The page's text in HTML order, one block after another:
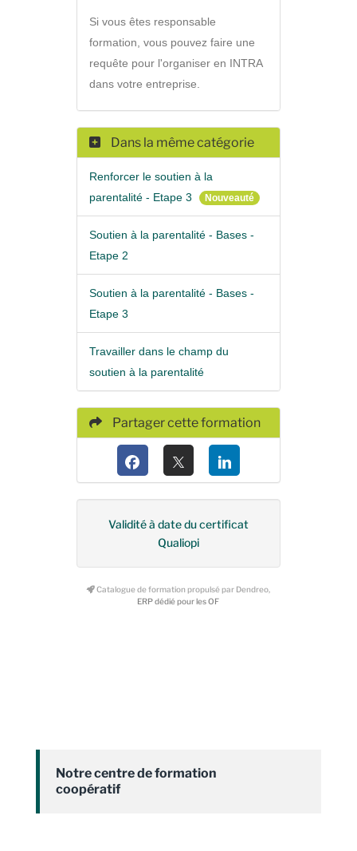
Si vous êtes responsable
formation, vous pouvez faire une
requête pour l'organiser en INTRA
dans votre entreprise.
Dans la même catégorie
Renforcer le soutien à la
parentalité - Etape 3
Nouveauté
Soutien à la parentalité - Bases -
Etape 2
Soutien à la parentalité - Bases -
Etape 3
Travailler dans le champ du
soutien à la parentalité
Partager cette formation
Validité à date du certificat
Qualiopi
Catalogue de formation propulsé par Dendreo,
ERP dédié pour les OF
Notre centre de formation
coopératif